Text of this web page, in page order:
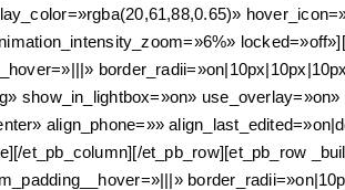
show_in_lightbox=»on»
align_phone=»»
et_pb_row][et_pb_row